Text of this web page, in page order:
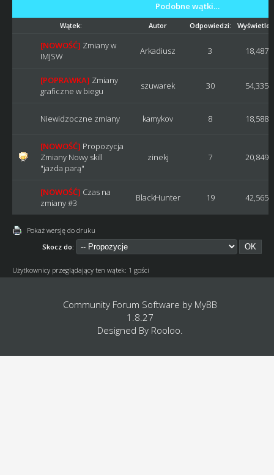
Podobne wątki…
Wątek: Autor Odpowiedzi:
[NOWOŚĆ] Zmiany w
IMJSW
Arkadiusz 3 18,487
[POPRAWKA] Zmiany
graficzne w biegu
szuwarek 30 54,335
Niewidzoczne zmiany kamykov 8 18,588
[NOWOŚĆ] Propozycja
Zmiany Nowy skill
"jazda parą"
zinekj 7 20,849
[NOWOŚĆ] Czas na
zmiany #3
BlackHunter 19 42,565
Pokaż wersję do druku
Skocz do:
Użytkownicy przeglądający ten wątek: 1 gości
Community Forum Software by MyBB
1.8.27
Designed By Rooloo.